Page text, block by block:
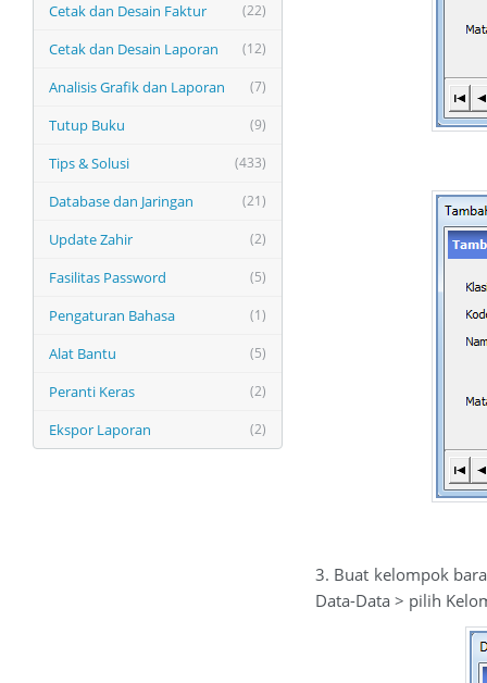
(22)
Cetak dan Desain Faktur
(12)
Cetak dan Desain Laporan
(7)
Analisis Grafik dan Laporan
(9)
Tutup Buku
(433)
Tips & Solusi
(21)
Database dan Jaringan
(2)
Update Zahir
(5)
Fasilitas Password
(1)
Pengaturan Bahasa
(5)
Alat Bantu
(2)
Peranti Keras
(2)
Ekspor Laporan
3. Buat kelompok
Data-Data > pilih